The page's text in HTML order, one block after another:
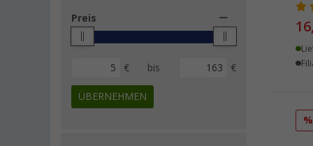
Preis
€ bis €
ÜBERNEHMEN
16,
%